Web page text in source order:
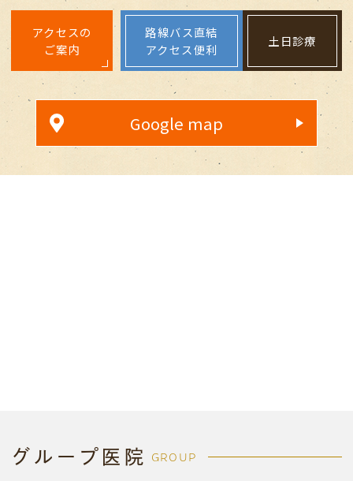
アクセスの
ご案内
路線バス直結
アクセス便利
土日診療
Google map
グループ医院 GROUP